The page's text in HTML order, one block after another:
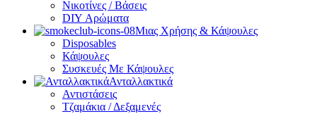
Νικοτίνες / Βάσεις
DIY Αρώματα
Μιας Χρήσης & Κάψουλες
Disposables
Κάψουλες
Συσκευές Με Κάψουλες
Ανταλλακτικά
Αντιστάσεις
Τζαμάκια / Δεξαμενές